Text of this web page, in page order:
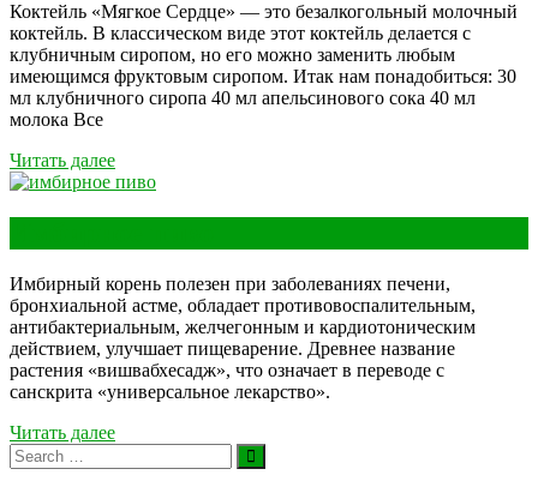
Коктейль «Мягкое Сердце» — это безалкогольный молочный
коктейль. В классическом виде этот коктейль делается с
клубничным сиропом, но его можно заменить любым
имеющимся фруктовым сиропом. Итак нам понадобиться: 30
мл клубничного сиропа 40 мл апельсинового сока 40 мл
молока Все
Читать далее
Имбирный корень полезен при заболеваниях печени,
бронхиальной астме, обладает противовоспалительным,
антибактериальным, желчегонным и кардиотоническим
действием, улучшает пищеварение. Древнее название
растения «вишвабхесадж», что означает в переводе с
санскрита «универсальное лекарство».
Читать далее